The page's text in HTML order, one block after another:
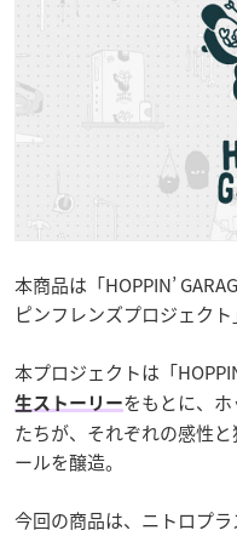
本商品は「HOPPIN’
ピンフレンズプロジェクト
本プロジェクトは「
生ストーリーをもとに、ホ
たちが、それぞれの感性
ールを醸造。
今回の商品は、ニトロプ